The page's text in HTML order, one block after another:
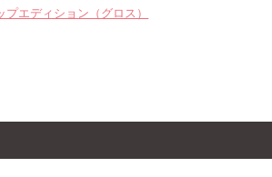
エディション（グロス）